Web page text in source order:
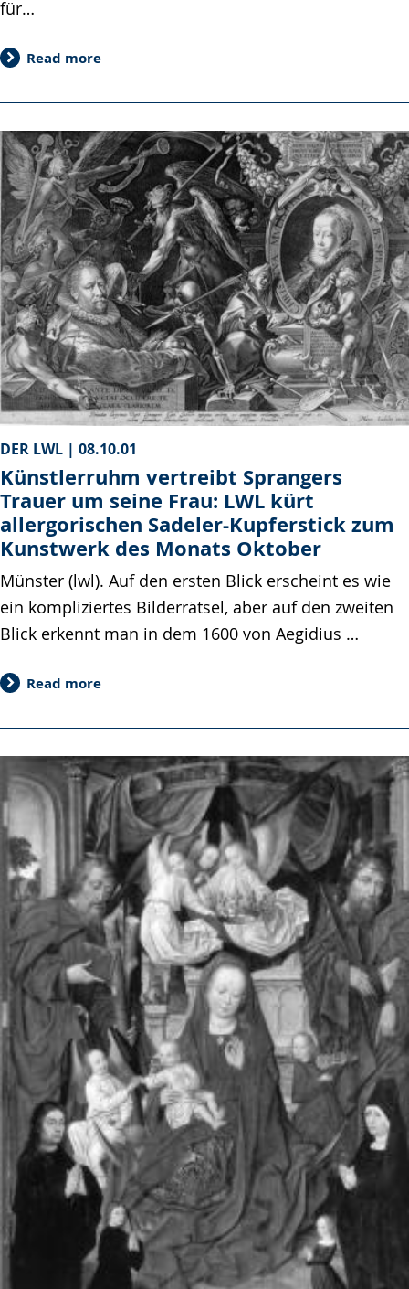
für…
Read more
DER LWL | 08.10.01
Künstlerruhm vertreibt Sprangers
Trauer um seine Frau: LWL kürt
allergorischen Sadeler-Kupferstick zum
Kunstwerk des Monats Oktober
Münster (lwl). Auf den ersten Blick erscheint es wie
ein kompliziertes Bilderrätsel, aber auf den zweiten
Blick erkennt man in dem 1600 von Aegidius …
Read more